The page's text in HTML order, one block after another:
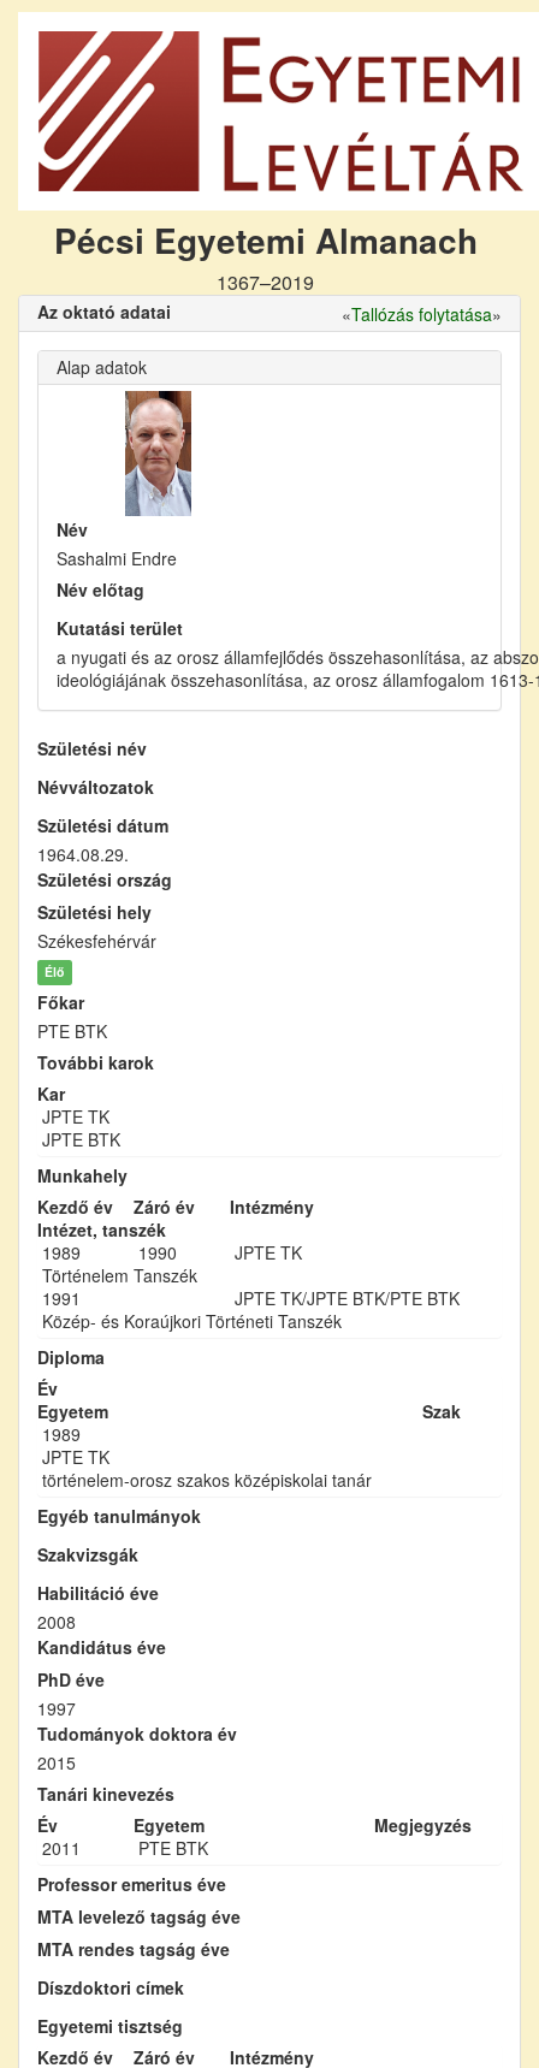
Pécsi Egyetemi Almanach
1367–2019
Az oktató adatai «Tallózás folytatása»
Alap adatok
Név
Sashalmi Endre
Név előtag
Kutatási terület
a nyugati és az orosz államfejlődés összehasonlítása, az
ideológiájának összehasonlítása, az orosz államfogalom
Születési név
Névváltozatok
Születési dátum
1964.08.29.
Születési ország
Születési hely
Székesfehérvár
Élő
Főkar
PTE BTK
További karok
Kar
JPTE TK
JPTE BTK
Munkahely
Kezdő év
Záró év
Intézmény
Intézet, tanszék
1989
1990
JPTE TK
Történelem Tanszék
1991
JPTE TK/JPTE BTK/PTE BTK
Közép- és Koraújkori Történeti Tanszék
Diploma
Év
Egyetem
Szak
1989
JPTE TK
történelem-orosz szakos középiskolai tanár
Egyéb tanulmányok
Szakvizsgák
Habilitáció éve
2008
Kandidátus éve
PhD éve
1997
Tudományok doktora év
2015
Tanári kinevezés
Év
Egyetem
Megjegyzés
2011
PTE BTK
Professor emeritus éve
MTA levelező tagság éve
MTA rendes tagság éve
Díszdoktori címek
Egyetemi tisztség
Kezdő év
Záró év
Intézmény